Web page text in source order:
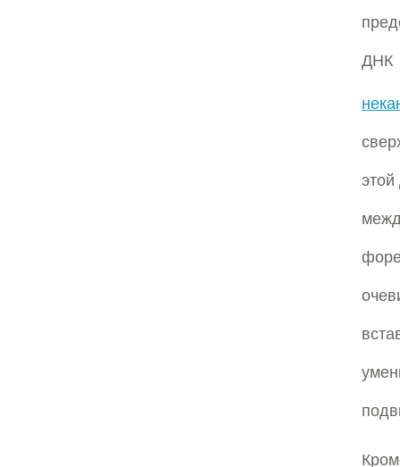
ДНК